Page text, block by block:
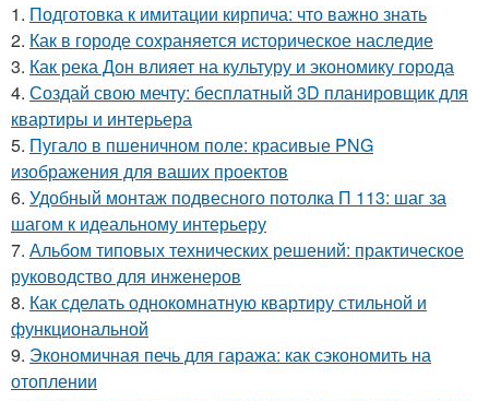
1. Подготовка к имитации кирпича: что важно знать
2. Как в городе сохраняется историческое наследие
3. Как река Дон влияет на культуру и экономику города
4. Создай свою мечту: бесплатный 3D планировщик для
квартиры и интерьера
5. Пугало в пшеничном поле: красивые PNG
изображения для ваших проектов
6. Удобный монтаж подвесного потолка П 113: шаг за
шагом к идеальному интерьеру
7. Альбом типовых технических решений: практическое
руководство для инженеров
8. Как сделать однокомнатную квартиру стильной и
функциональной
9. Экономичная печь для гаража: как сэкономить на
отоплении